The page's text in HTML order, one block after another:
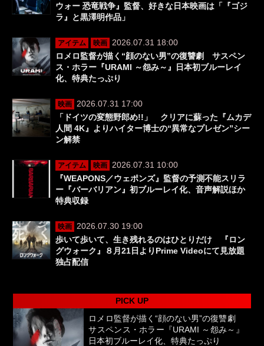
ウォー 恐竜戦争』監督、好きな日本映画は「『ゴジ
ラ』と黒澤明作品」
アイテム 映画
2026.07.31 18:00
ロメロ監督が描く“顔のない男”の復讐劇 サスペン
ス・ホラー『URAMI ～怨み～』日本初ブルーレイ
化、特典たっぷり
映画
2026.07.31 17:00
「ドイツの変態野郎め!!」 クリアに蘇った『ムカデ
人間 4K』よりハイター博士の“異常なプレゼン”シー
ン解禁
アイテム 映画
2026.07.31 10:00
『WEAPONS／ウェポンズ』監督の予測不能スリラ
ー『バーバリアン』初ブルーレイ化、音声解説ほか
特典収録
映画
2026.07.30 19:00
歩いて歩いて、生き残れるのはひとりだけ 『ロン
グウォーク』８月21日よりPrime Videoにて見放題
独占配信
PICK UP
ロメロ監督が描く“顔のない男”の復讐劇
サスペンス・ホラー『URAMI ～怨み～』
日本初ブルーレイ化、特典たっぷり